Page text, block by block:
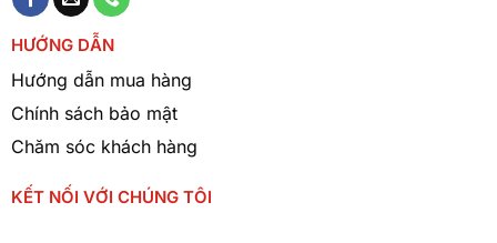
HƯỚNG DẪN
Hướng dẫn mua hàng
Chính sách bảo mật
Chăm sóc khách hàng
KẾT NỐI VỚI CHÚNG TÔI